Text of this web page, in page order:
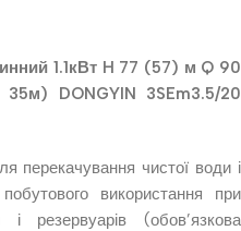
1.1кВт H 77 (57) м Q 90
DONGYIN 3SEm3.5/20
перекачування чистої води і
використання при
резервуарів (обов’язкова